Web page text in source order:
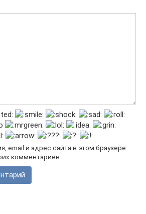
email и адрес сайта в этом браузере
комментариев.